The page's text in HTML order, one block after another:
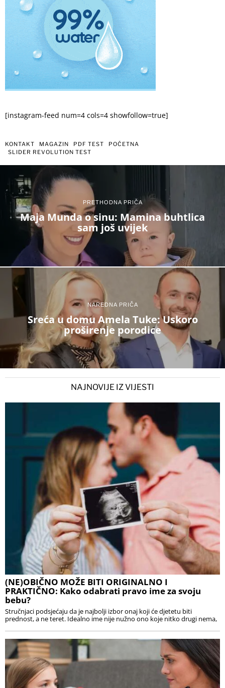
[instagram-feed num=4 cols=4 showfollow=true]
KONTAKT MAGAZIN PDF TEST
POČETNA
SLIDER REVOLUTION TEST
PRETHODNA PRIČA
Maja Munda o sinu: Mamina buhtlica
sam još uvijek
NAREDNA PRIČA
Sreća u domu Amela Tuke: Uskoro
proširenje porodice
NAJNOVIJE IZ VIJESTI
(NE)OBIČNO MOŽE BITI ORIGINALNO I
PRAKTIČNO: Kako odabrati pravo ime za svoju
bebu?
Stručnjaci podsjećaju da je najbolji izbor onaj koji će djetetu biti
prednost, a ne teret. Idealno ime nije nužno ono koje nitko drugi nema,